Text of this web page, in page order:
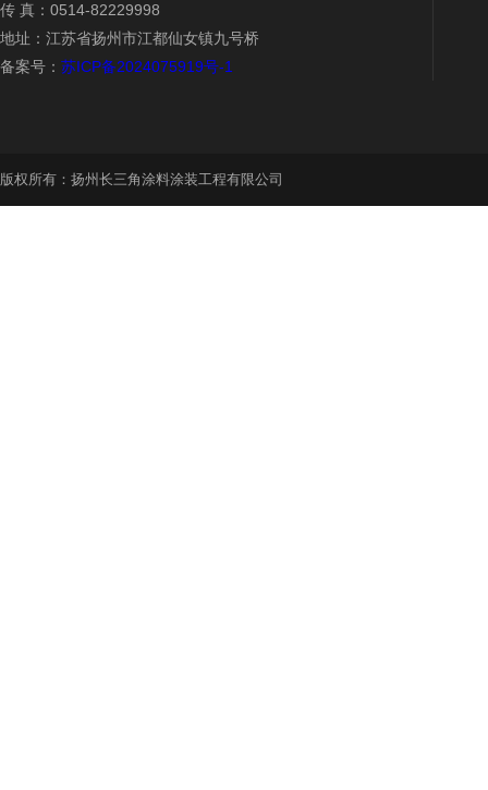
传 真：0514-82229998
地址：江苏省扬州市江都仙女镇九号桥
备案号： 苏ICP备2024075919号-1
版权所有：扬州长三角涂料涂装工程有限公司